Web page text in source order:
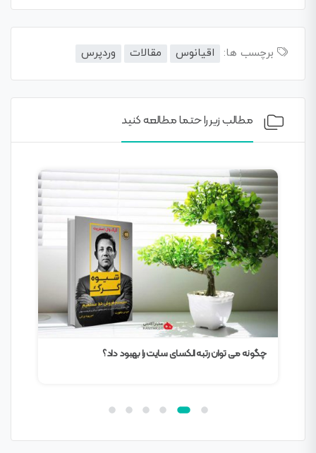
برچسب ها: اقیانوس مقالات وردپرس
مطالب زیر را حتما مطالعه کنید
چگونه می توان رتبه الکسای سایت را بهبود داد؟